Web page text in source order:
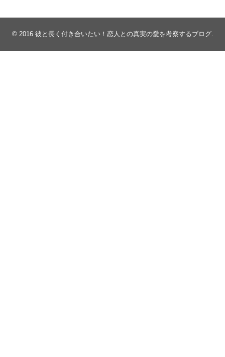
© 2016 彼と長く付き合いたい！恋人との真実の愛を考察するブログ.